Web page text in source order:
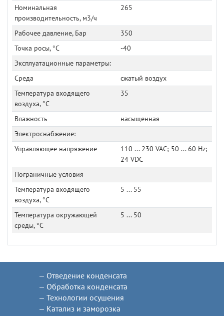
Номинальная
производительность, м3/ч
265
Рабочее давление, Бар
350
Точка росы, °C
-40
Эксплуатационные параметры:
Среда
сжатый воздух
Температура входящего
воздуха, °C
35
Влажность
насыщенная
Электроснабжение:
Управляющее напряжение
110 ... 230 VAC; 50 ... 60 Hz;
24 VDC
Пограничные условия
Температура входящего
воздуха, °C
5 ... 55
Температура окружающей
среды, °C
5 ... 50
Отведение конденсата
Обработка конденсата
Технологии осушения
Катализ и заморозка